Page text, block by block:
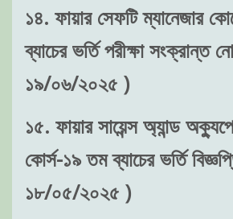
১৪. ফায়ার সেফটি ম্যানেজার
ব্যাচের ভর্তি পরীক্ষা সংক্রান্ত
১৯/০৬/২০২৫ )
১৫. ফায়ার সায়েন্স অ্যান্ড
কোর্স-১৯ তম ব্যাচের ভর্তি
১৮/০৫/২০২৫ )